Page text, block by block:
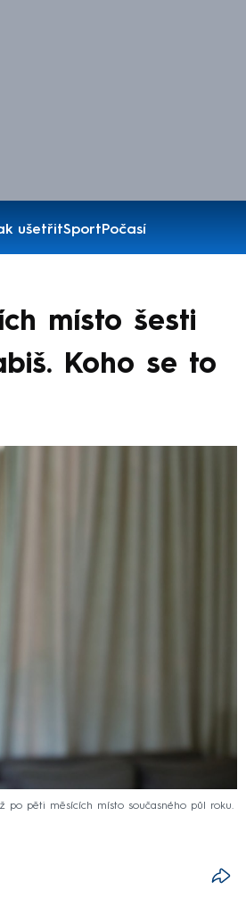
ušetřitSportPočasí
místo šesti
Koho se to
po pěti měsících místo současného půl roku.